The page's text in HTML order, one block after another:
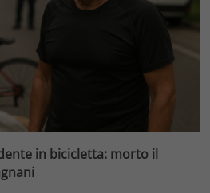
in bicicletta: morto il